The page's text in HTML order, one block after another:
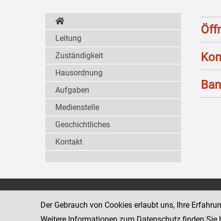
Leitung
Zuständigkeit
Hausordnung
Aufgaben
Medienstelle
Geschichtliches
Kontakt
Der Gebrauch von Cookies erlaubt uns, Ihre